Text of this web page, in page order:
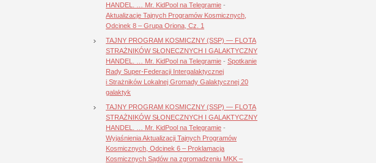
HANDEL. … Mr. KidPool na Telegramie -
Aktualizacje Tajnych Programów Kosmicznych,
Odcinek 8 – Grupa Oriona, Cz. 1
TAJNY PROGRAM KOSMICZNY (SSP) — FLOTA
STRAŻNIKÓW SŁONECZNYCH I GALAKTYCZNY
HANDEL. … Mr. KidPool na Telegramie - Spotkanie
Rady Super-Federacji Intergalaktycznej
i Strażników Lokalnej Gromady Galaktycznej 20
galaktyk
TAJNY PROGRAM KOSMICZNY (SSP) — FLOTA
STRAŻNIKÓW SŁONECZNYCH I GALAKTYCZNY
HANDEL. … Mr. KidPool na Telegramie -
Wyjaśnienia Aktualizacji Tajnych Programów
Kosmicznych, Odcinek 6 – Proklamacja
Kosmicznych Sądów na zgromadzeniu MKK –